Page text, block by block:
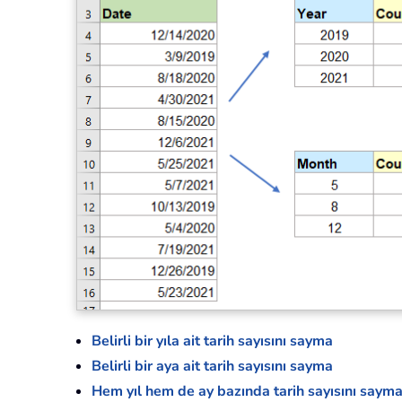
Belirli bir yıla ait tarih sayısını sayma
Belirli bir aya ait tarih sayısını sayma
Hem yıl hem de ay bazında tarih sayısını sayma